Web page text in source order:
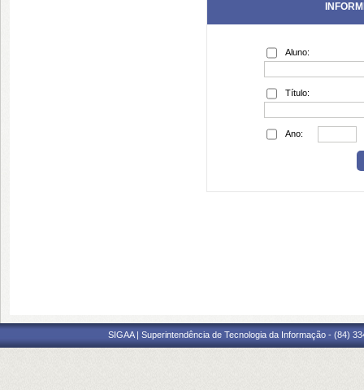
Aluno:
Título:
Ano:
SIGAA | Superintendência de Tecnologia da Informação - (84)